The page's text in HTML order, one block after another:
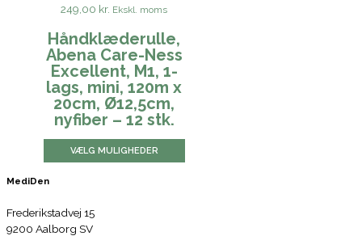
249,00 kr. Ekskl. moms
Håndklæderulle,
Abena Care-Ness
Excellent, M1, 1-
lags, mini, 120m x
20cm, Ø12,5cm,
nyfiber – 12 stk.
VÆLG MULIGHEDER
MediDen
Frederikstadvej 15
9200 Aalborg SV